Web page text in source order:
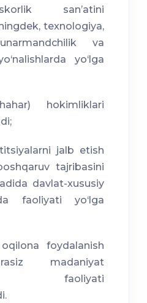
sanʼatini
texnologiya,
va
yo‘lga
hokimliklari
jalb etish
tajribasini
davlat-xususiy
faoliyati yo‘lga
foydalanish
madaniyat
faoliyati